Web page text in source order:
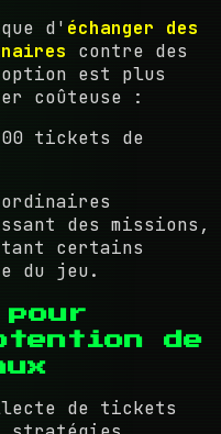
d' échanger des
contre des
est plus
coûteuse :
tickets de
des missions,
certains
du jeu.
de
de tickets